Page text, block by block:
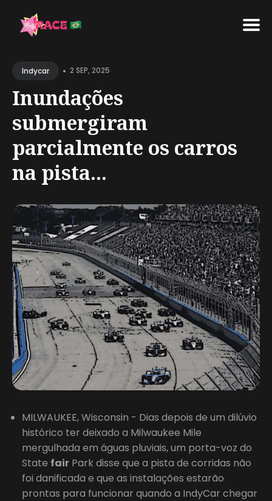
forIndycar • 2 SEP, 2025
Inundações
submergiram
parcialmente os carros
na pista...
MILWAUKEE, Wisconsin - Dias depois de um dilúvio
histórico ter deixado a Milwaukee Mile
mergulhada em águas pluviais, um porta-voz do
State fair Park disse que a pista de corridas não
foi danificada e que as instalações estarão
prontas para funcionar quando a IndyCar chegar